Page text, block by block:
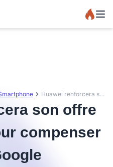
Huawei renforcera son offre de services pour compenser l’absence de Google
son offre
compenser